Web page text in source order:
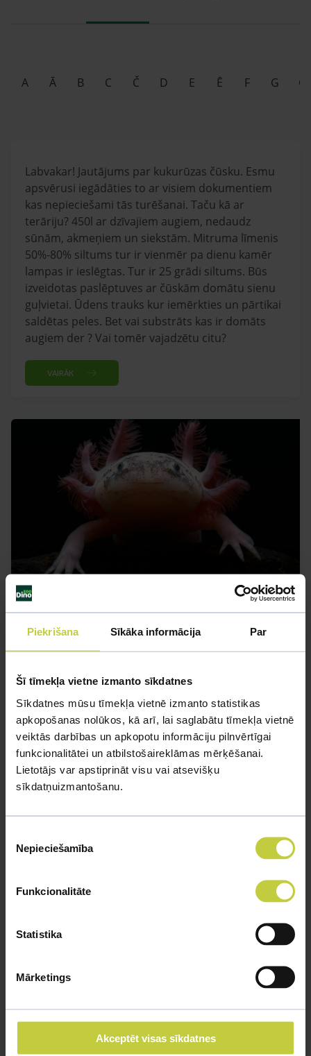
Piekrišana Sīkāka informācija Par
Šī tīmekļa vietne izmanto sīkdatnes
Sīkdatnes mūsu tīmekļa vietnē izmanto statistikas
apkopošanas nolūkos, kā arī, lai saglabātu tīmekļa vietnē
veiktās darbības un apkopotu informāciju pilnvērtīgai
funkcionalitātei un atbilstošaireklāmas mērķēšanai.
Lietotājs var apstiprināt visu vai atsevišķu
sīkdatņuizmantošanu.
izvēle
Nepieciešamība
Funkcionalitāte
Statistika
Mārketings
Akceptēt visas sīkdatnes
A Ā B C Č D E Ē F G Ģ
Labvakar! Jautājums par kukurūzas čūsku. Esmu
apsvērusi iegādāties to ar visiem dokumentiem
kas nepieciešami tās turēšanai. Taču kā ar
terāriju? 450l ar dzīvajiem augiem, nedaudz
sūnām, akmeņiem un siekstām. Mitruma līmenis
50%-80% siltums tur ir vienmēr pa dienu kamēr
lampas ir ieslēgtas. Tur ir 25 grādi siltums. Būs
izveidotas paslēptuves ar čūskām domātu sienu
guļvietai. Ūdens trauks kur iemērkties un pārtikai
saldētas peles. Bet vai substrāts kas ir domāts
augiem der ? Vai tomēr vajadzētu citu?
VAIRĀK
Aksolots jeb Meksikas salamandra
(Ambystoma mexicanum)
Āfrikas gludā piešvarde (Xenopus Laevis)